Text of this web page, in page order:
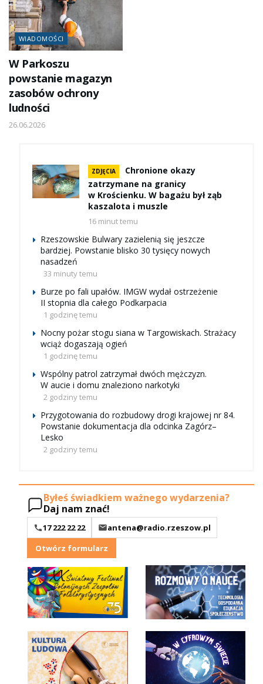
WIADOMOŚCI
W Parkoszu
powstanie magazyn
zasobów ochrony
ludności
26.06.2026
ZDJĘCIA
Chronione okazy
zatrzymane na granicy
w Krościenku. W bagażu był ząb
kaszalota i muszle
16 minut temu
Rzeszowskie Bulwary zazielenią się jeszcze
bardziej. Powstanie blisko 30 tysięcy nowych
nasadzeń
33 minuty temu
Burze po fali upałów. IMGW wydał ostrzeżenie
II stopnia dla całego Podkarpacia
1 godzinę temu
Nocny pożar stogu siana w Targowiskach. Strażacy
wciąż dogaszają ogień
1 godzinę temu
Wspólny patrol zatrzymał dwóch mężczyzn.
W aucie i domu znaleziono narkotyki
2 godziny temu
Przygotowania do rozbudowy drogi krajowej nr 84.
Powstanie dokumentacja dla odcinka Zagórz–
Lesko
2 godziny temu
Byłeś świadkiem ważnego wydarzenia?
Daj nam znać!
17 222 22 22
antena@radio.rzeszow.pl
Otwórz formularz